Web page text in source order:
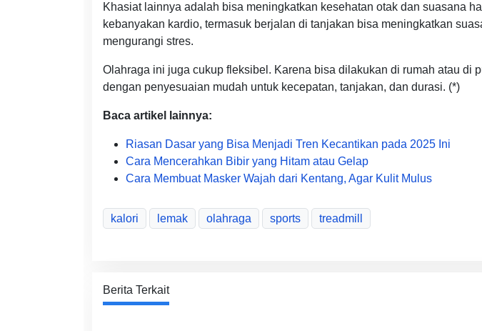
Khasiat lainnya adalah bisa meningkatkan kesehatan otak dan suasana
kebanyakan kardio, termasuk berjalan di tanjakan bisa meningkatkan
mengurangi stres.
Olahraga ini juga cukup fleksibel. Karena bisa dilakukan di rumah atau di
dengan penyesuaian mudah untuk kecepatan, tanjakan, dan durasi. (*)
Baca artikel lainnya:
Riasan Dasar yang Bisa Menjadi Tren Kecantikan pada 2025 Ini
Cara Mencerahkan Bibir yang Hitam atau Gelap
Cara Membuat Masker Wajah dari Kentang, Agar Kulit Mulus
kalori lemak olahraga sports treadmill
Berita Terkait